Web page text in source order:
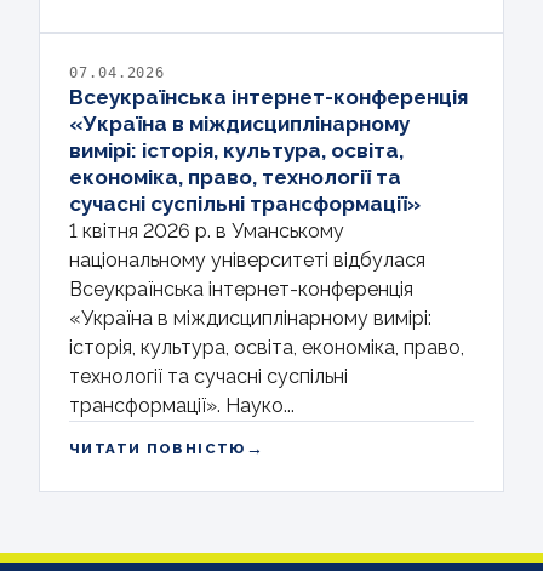
07.04.2026
Всеукраїнська інтернет-конференція
«Україна в міждисциплінарному
вимірі: історія, культура, освіта,
економіка, право, технології та
сучасні суспільні трансформації»
1 квітня 2026 р. в Уманському
національному університеті відбулася
Всеукраїнська інтернет-конференція
«Україна в міждисциплінарному вимірі:
історія, культура, освіта, економіка, право,
технології та сучасні суспільні
трансформації». Науко...
ЧИТАТИ ПОВНІСТЮ →